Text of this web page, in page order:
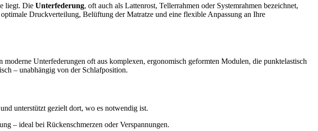
liegt. Die Unterfederung, oft auch als Lattenrost, Tellerrahmen oder Systemrahmen bezeichnet,
Druckverteilung, Belüftung der Matratze und eine flexible Anpassung an Ihre
Unterfederungen oft aus komplexen, ergonomisch geformten Modulen, die punktelastisch
– unabhängig von der Schlafposition.
unterstützt gezielt dort, wo es notwendig ist.
– ideal bei Rückenschmerzen oder Verspannungen.